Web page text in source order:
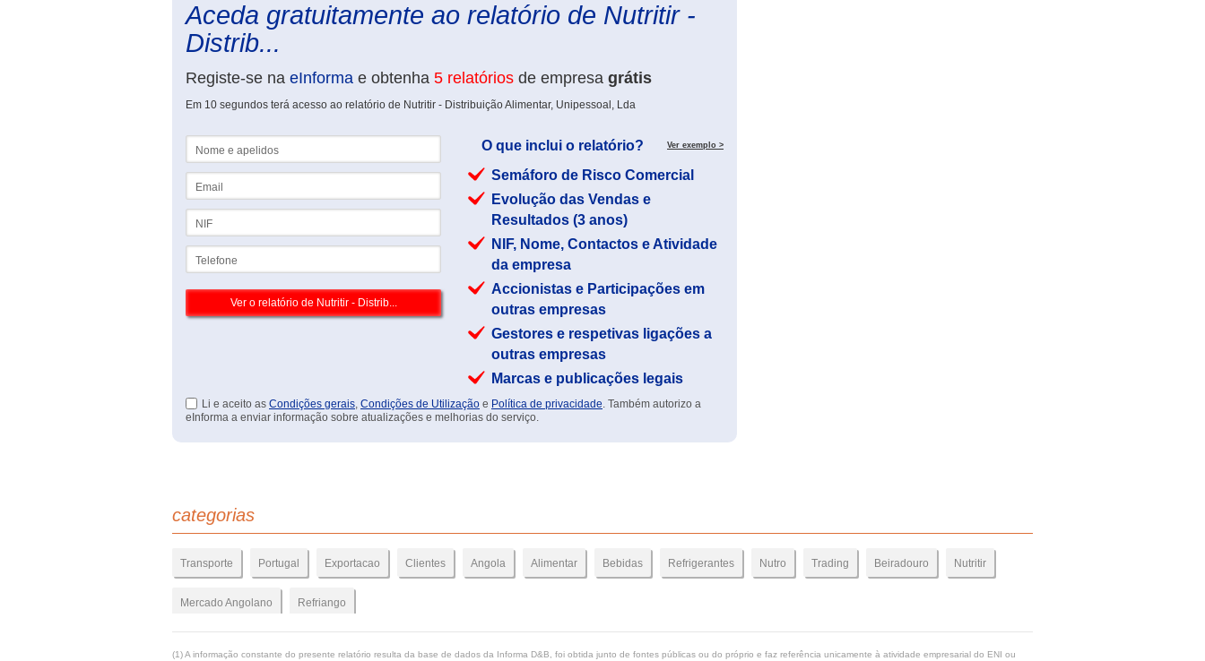
Aceda gratuitamente ao relatório de Nutritir -
Distrib...
Registe-se na eInforma e obtenha 5 relatórios de empresa grátis
Em 10 segundos terá acesso ao relatório de Nutritir - Distribuição Alimentar, Unipessoal, Lda
O que inclui o relatório? Ver exemplo >
Semáforo de Risco Comercial
Evolução das Vendas e
Resultados (3 anos)
NIF, Nome, Contactos e Atividade
da empresa
Accionistas e Participações em
outras empresas
Gestores e respetivas ligações a
outras empresas
Marcas e publicações legais
Li e aceito as Condições gerais, Condições de Utilização e Política de privacidade. Também autorizo a
eInforma a enviar informação sobre atualizações e melhorias do serviço.
categorias
Transporte Portugal Exportacao Clientes Angola Alimentar Bebidas Refrigerantes Nutro Trading Beiradouro Nutritir
Mercado Angolano Refriango
(1) A informação constante do presente relatório resulta da base de dados da Informa D&B, foi obtida junto de fontes públicas ou do próprio e faz referência unicamente à atividade empresarial do ENI ou